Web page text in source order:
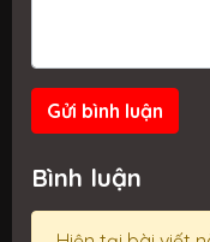
Gửi bình luận
Bình luận